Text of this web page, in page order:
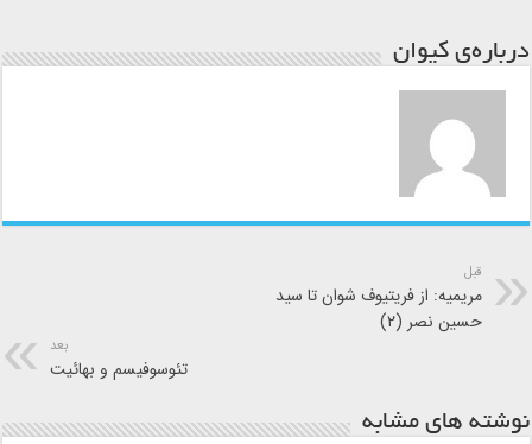
درباره‌ی کیوان
قبل
مریمیه: از فریتیوف شوان تا سید
حسین نصر (۲)
بعد
تئوسوفیسم و بهائیت
نوشته های مشابه